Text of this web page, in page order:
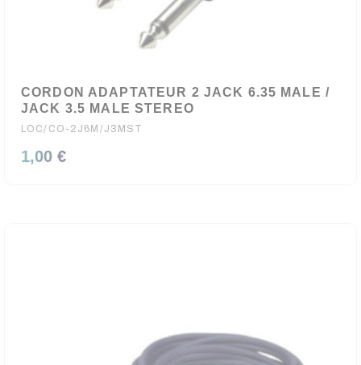
CORDON ADAPTATEUR 2 JACK 6.35 MALE /
JACK 3.5 MALE STEREO
LOC/CO-2J6M/J3MST
1,00 €